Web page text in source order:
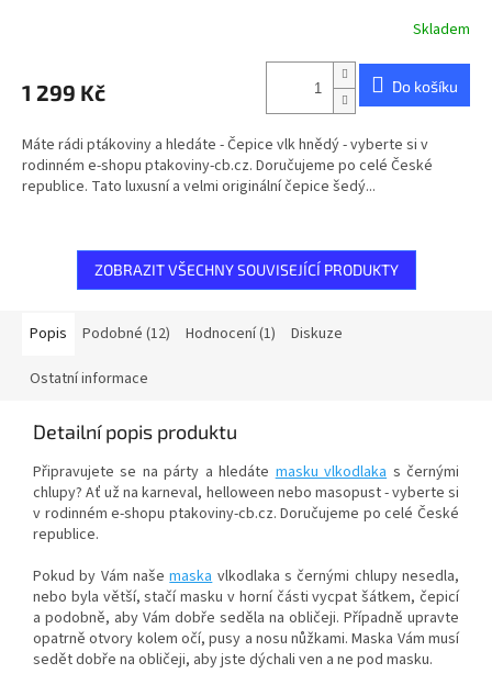
Skladem
1 299 Kč Do košíku
Máte rádi ptákoviny a hledáte - Čepice vlk hnědý - vyberte si v
rodinném e-shopu ptakoviny-cb.cz. Doručujeme po celé České
republice. Tato luxusní a velmi originální čepice šedý...
ZOBRAZIT VŠECHNY SOUVISEJÍCÍ PRODUKTY
Popis Podobné (12) Hodnocení (1) Diskuze
Ostatní informace
Detailní popis produktu
Připravujete se na párty a hledátemasku vlkodlakas černými
chlupy? Ať už na karneval, helloween nebo masopust - vyberte si
v rodinném e-shopu ptakoviny-cb.cz. Doručujeme po celé České
republice.
Pokud by Vám našemaskavlkodlaka s černými chlupy nesedla,
nebo byla větší, stačí masku v horní části vycpat šátkem, čepicí
a podobně, aby Vám dobře seděla na obličeji. Případně upravte
opatrně otvory kolem očí, pusy a nosu nůžkami. Maska Vám musí
sedět dobře na obličeji, aby jste dýchali ven a ne pod masku.